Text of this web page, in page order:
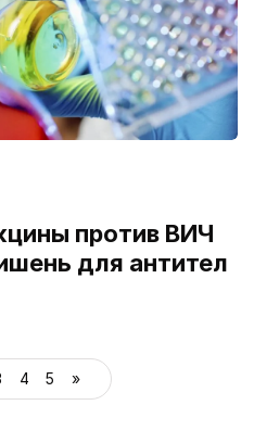
против ВИЧ
для антител
4 5 »